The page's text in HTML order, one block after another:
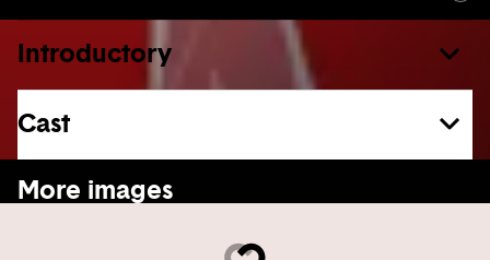
Introductory
Cast
More images